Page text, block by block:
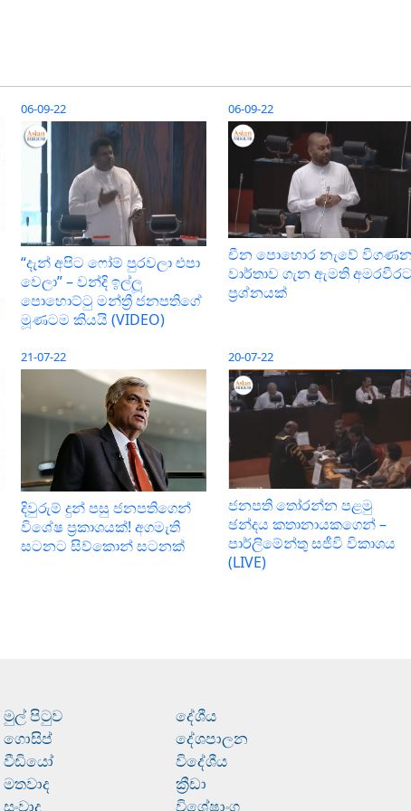
06-09-22
“දැන් අපිට ෆෝම් පුරවලා එපා
වෙලා” – වන්දි ඉල්ලූ
පොහොට්ටු මන්ත්‍රී ජනපතිගේ
මූණටම කියයි (VIDEO)
06-09-22
චීන පොහොර නැවේ
වාර්තාව ගැන ඇමති
ප්‍රශ්නයක්
21-07-22
දිවුරුම් දුන් පසු ජනපතිගෙන්
විශේෂ ප්‍රකාශයක්! අගමැති
සටනට සිව්කොන් සටනක්
20-07-22
ජනපති තෝරන්න පළමු
ඡන්දය කතානායකගෙන් –
පාර්ලිමේන්තු සජීවි විකාශය
(LIVE)
මුල් පිටුව
ගොසිප්
වීඩියෝ
මතවාද
සංවාද
දේශීය
දේශපාලන
විදේශීය
ක්‍රීඩා
විශේෂාංග